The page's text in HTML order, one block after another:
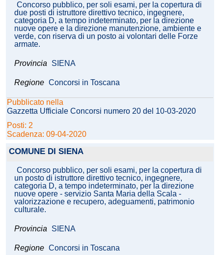
Concorso pubblico, per soli esami, per la copertura di
due posti di istruttore direttivo tecnico, ingegnere,
categoria D, a tempo indeterminato, per la direzione
nuove opere e la direzione manutenzione, ambiente e
verde, con riserva di un posto ai volontari delle Forze
armate.
Provincia SIENA
Regione Concorsi in Toscana
Pubblicato nella
Gazzetta Ufficiale Concorsi numero 20 del 10-03-2020
Posti: 2
Scadenza: 09-04-2020
COMUNE DI SIENA
Concorso pubblico, per soli esami, per la copertura di
un posto di istruttore direttivo tecnico, ingegnere,
categoria D, a tempo indeterminato, per la direzione
nuove opere - servizio Santa Maria della Scala -
valorizzazione e recupero, adeguamenti, patrimonio
culturale.
Provincia SIENA
Regione Concorsi in Toscana